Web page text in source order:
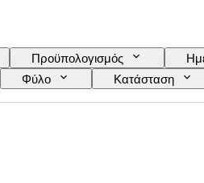
Προϋπολογισμός
Φύλο Κατάσταση
Έκδοση Γλώσσα